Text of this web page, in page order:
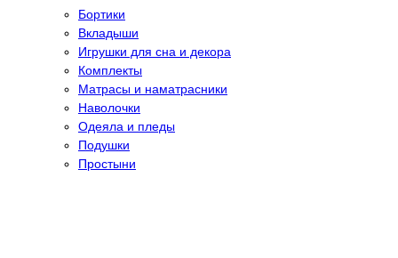
Бортики
Вкладыши
Игрушки для сна и декора
Комплекты
Матрасы и наматрасники
Наволочки
Одеяла и пледы
Подушки
Простыни